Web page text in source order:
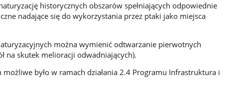
historycznych obszarów spełniających odpowiednie
nadające się do wykorzystania przez ptaki jako miejsca
można wymienić odtwarzanie pierwotnych
na skutek melioracji odwadniających).
możliwe było w ramach działania 2.4 Programu Infrastruktura i